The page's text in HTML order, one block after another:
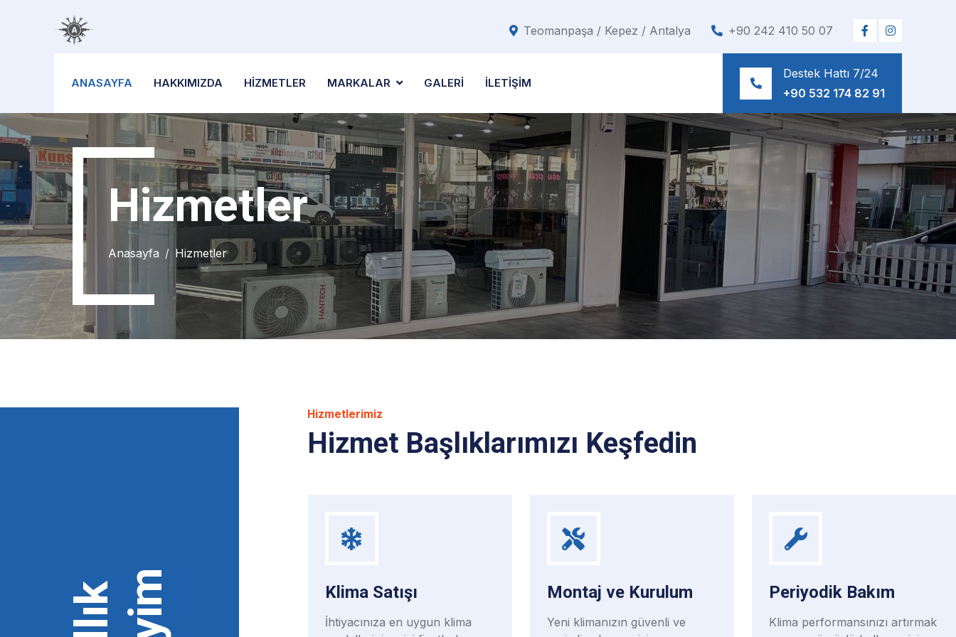
Teomanpaşa / Kepez / Antalya +90 242 410 50 07
ANASAYFA HAKKIMIZDA HİZMETLER MARKALAR GALERİ İLETİŞİM
Destek Hattı 7/24
+90 532 174 82 91
Hizmetler
Anasayfa Hizmetler
Hizmetlerimiz
Hizmet Başlıklarımızı Keşfedin
Yedek Parça ve
Aksesuar
Klima Satışı
İhtiyacınıza en uygun klima
Montaj ve Kurulum
Yeni klimanızın güvenli ve
Periyodik Bakım
Klima performansınızı artırmak